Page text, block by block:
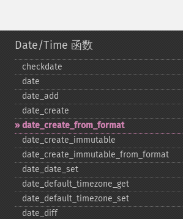
Date/Time 函数
checkdate
date
date_​add
date_​create
date_​create_​from_​format
date_​create_​immutable
date_​create_​immutable_​from_​format
date_​date_​set
date_​default_​timezone_​get
date_​default_​timezone_​set
date_​diff